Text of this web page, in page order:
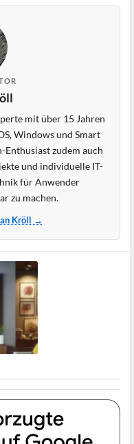
mit über 15 Jahren
Windows und Smart
zudem auch
und individuelle IT-
für Anwender
zu machen.
Kröll →